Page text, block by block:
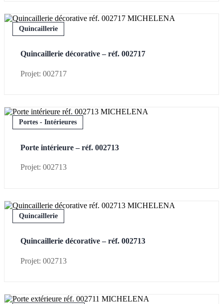
Quincaillerie
Quincaillerie décorative – réf. 002717
Projet: 002717
Portes - Intérieures
Porte intérieure – réf. 002713
Projet: 002713
Quincaillerie
Quincaillerie décorative – réf. 002713
Projet: 002713